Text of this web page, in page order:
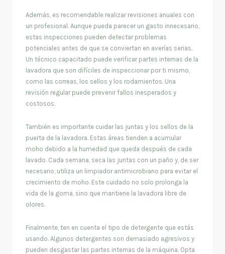
Además, es recomendable realizar revisiones anuales con
un profesional. Aunque pueda parecer un gasto innecesario,
estas inspecciones pueden detectar problemas
potenciales antes de que se conviertan en averías serias.
Un técnico capacitado puede verificar partes internas de la
lavadora que son difíciles de inspeccionar por ti mismo,
como las correas, los sellos y los rodamientos. Una
revisión regular puede prevenir fallos inesperados y
costosos.
También es importante cuidar las juntas y los sellos de la
puerta de la lavadora. Estas áreas tienden a acumular
moho debido a la humedad que queda después de cada
lavado. Cada semana, seca las juntas con un paño y, de ser
necesario, utiliza un limpiador antimicrobiano para evitar el
crecimiento de moho. Este cuidado no solo prolonga la
vida de la goma, sino que mantiene la lavadora libre de
olores.
Finalmente, ten en cuenta el tipo de detergente que estás
usando. Algunos detergentes son demasiado agresivos y
pueden desgastar las partes internas de la máquina. Opta